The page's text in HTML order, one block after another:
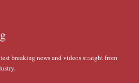
breaking news and videos straight from